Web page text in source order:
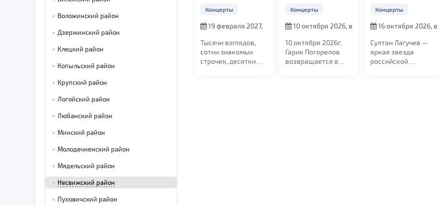
Воложинский район
Дзержинский район
Клецкий район
Копыльский район
Крупский район
Логойский район
Любанский район
Минский район
Молодечненский район
Мядельский район
Несвижский район
Пуховичский район
Концерты
10 октября 2026, в
10 октября 2026г.
Гарик Погорелов
возвращается в
Концерты
16 октября 2026, в
Султан Лагучев —
яркая звезда
российской
Концерты
24 октября
24 октября
Спорта
в территорию